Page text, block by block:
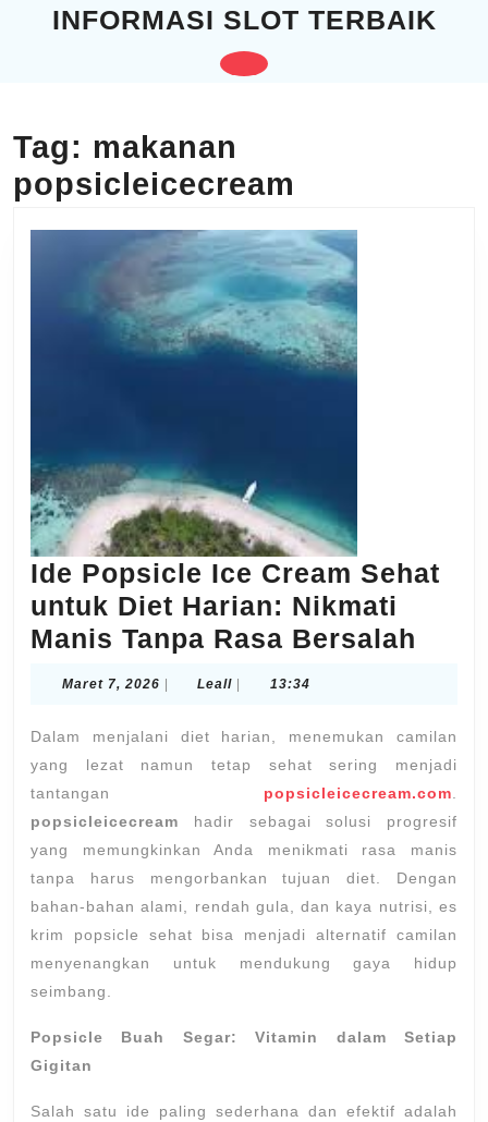
INFORMASI SLOT TERBAIK
Open
Tag: makanan
popsicleicecream
Ide Popsicle Ice Cream Sehat
untuk Diet Harian: Nikmati
Manis Tanpa Rasa Bersalah
Diet
Maret 7, 2026 MaretLeallLeall 13:34
Dalam menjalani diet harian, menemukan camilan
yang lezat namun tetap sehat sering menjadi
tantangan popsicleicecream.com.
popsicleicecream hadir sebagai solusi progresif
yang memungkinkan Anda menikmati rasa manis
tanpa harus mengorbankan tujuan diet. Dengan
bahan-bahan alami, rendah gula, dan kaya nutrisi, es
krim popsicle sehat bisa menjadi alternatif camilan
menyenangkan untuk mendukung gaya hidup
seimbang.
Popsicle Buah Segar: Vitamin dalam Setiap
Gigitan
Salah satu ide paling sederhana dan efektif adalah